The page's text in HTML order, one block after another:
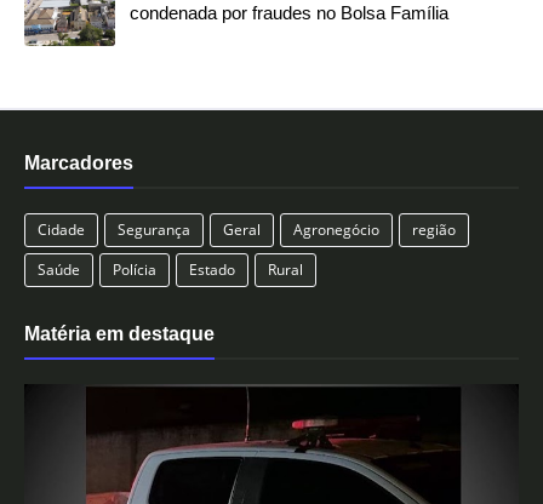
condenada por fraudes no Bolsa Família
Marcadores
Cidade Segurança Geral Agronegócio
região
Saúde
Polícia Estado Rural
Matéria em destaque